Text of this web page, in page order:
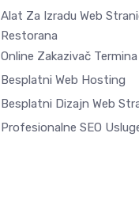
Alat Za Izradu Web
Restorana
Online Zakazivač Termina
Besplatni Web Hosting
Besplatni Dizajn Web
Profesionalne SEO